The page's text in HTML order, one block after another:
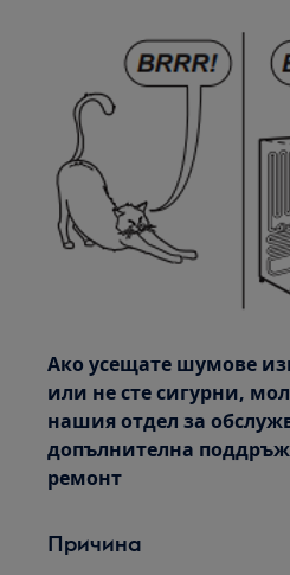
Ако усещате шумове
или не сте сигурни,
нашия отдел за
допълнителна
ремонт
Причина